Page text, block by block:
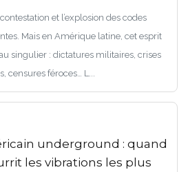
et l’explosion des codes
Mais en Amérique latine, cet esprit
singulier : dictatures militaires, crises
féroces… L...
underground : quand
les vibrations les plus